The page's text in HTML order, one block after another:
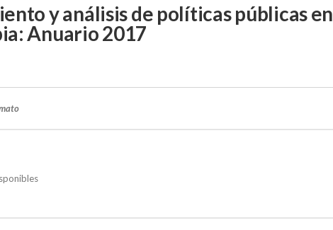
y análisis de políticas públicas en
Anuario 2017